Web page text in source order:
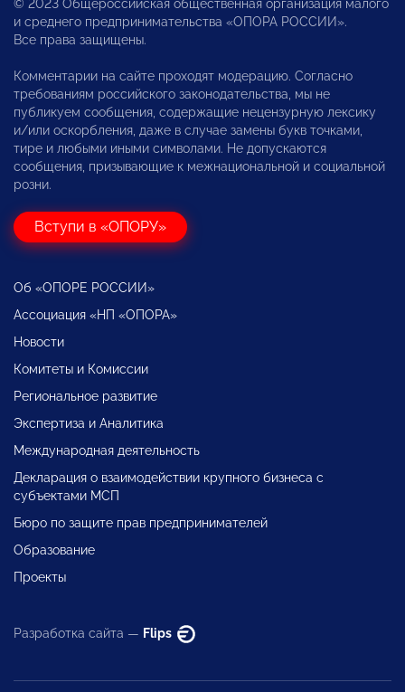
© 2023 Общероссийская общественная организация малого
и среднего предпринимательства «ОПОРА РОССИИ».
Все права защищены.
Комментарии на сайте проходят модерацию. Согласно
требованиям российского законодательства, мы не
публикуем сообщения, содержащие нецензурную лексику
и/или оскорбления, даже в случае замены букв точками,
тире и любыми иными символами. Не допускаются
сообщения, призывающие к межнациональной и социальной
розни.
Вступи в «ОПОРУ»
Об «ОПОРЕ РОССИИ»
Ассоциация «НП «ОПОРА»
Новости
Комитеты и Комиссии
Региональное развитие
Экспертиза и Аналитика
Международная деятельность
Декларация о взаимодействии крупного бизнеса с
субъектами МСП
Бюро по защите прав предпринимателей
Образование
Проекты
Разработка сайта — Flips